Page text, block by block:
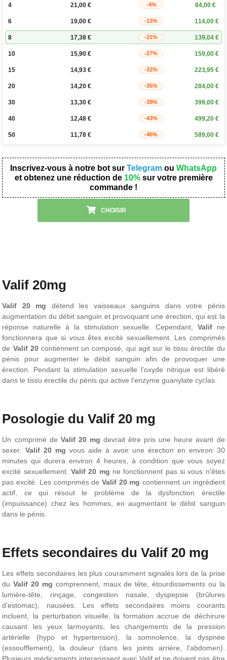
4 21,00€ -4% 84,00 €
6 19,00 € -13% 114,00 €
8 17,38 € -21% 139,04 €
10 15,90 € -27% 159,00 €
15 14,93 € -32% 223,95 €
20 14,20 € -35% 284,00 €
30 13,30 € -39% 399,00 €
40 12,48 € -43% 499,20 €
50 11,78 € -46% 589,00 €
Inscrivez-vous à notre bot sur Telegram ou WhatsApp
et obtenez une réduction de 10%sur votre première
commande !
CHOISIR
Valif 20mg
Valif 20 mg détend les vaisseaux sanguins dans votre pénis
augmentation du débit sanguin et provoquant une érection, qui est la
réponse naturelle à la stimulation sexuelle. Cependant, Valif ne
fonctionnera que si vous êtes excité sexuellement. Les comprimés
de Valif 20 contiennent un composé, qui agit sur le tissu érectile du
pénis pour augmenter le débit sanguin afin de provoquer une
érection. Pendant la stimulation sexuelle l'oxyde nitrique est libéré
dans le tissu érectile du pénis qui active l'enzyme guanylate cyclas.
Posologie du Valif 20 mg
Un comprimé de Valif 20 mg devrait être pris une heure avant de
sexer. Valif 20 mg vous aide à avoir une érection en environ 30
minutes qui durera environ 4 heures, à condition que vous soyez
excité sexuellement.Valif 20 mg ne fonctionnent pas si vous n'êtes
pas excité. Les comprimés de Valif 20 mg contiennent un ingrédient
actif, ce qui résout le problème de la dysfonction érectile
(impuissance) chez les hommes, en augmentant le débit sanguin
dans le pénis.
Effets secondaires du Valif 20 mg
Les effets secondaires les plus couramment signalés lors de la prise
duValif 20 mg comprennent, maux de tête, étourdissements ou la
lumière-tête, rinçage, congestion nasale, dyspepsie (brûlures
d'estomac), nausées. Les effets secondaires moins courants
incluent, la perturbation visuelle, la formation accrue de déchirure
causant les yeux larmoyants, les changements de la pression
artérielle (hypo et hypertension), la somnolence, la dyspnée
(essoufflement), la douleur (dans les joints arrière, l'abdomen).